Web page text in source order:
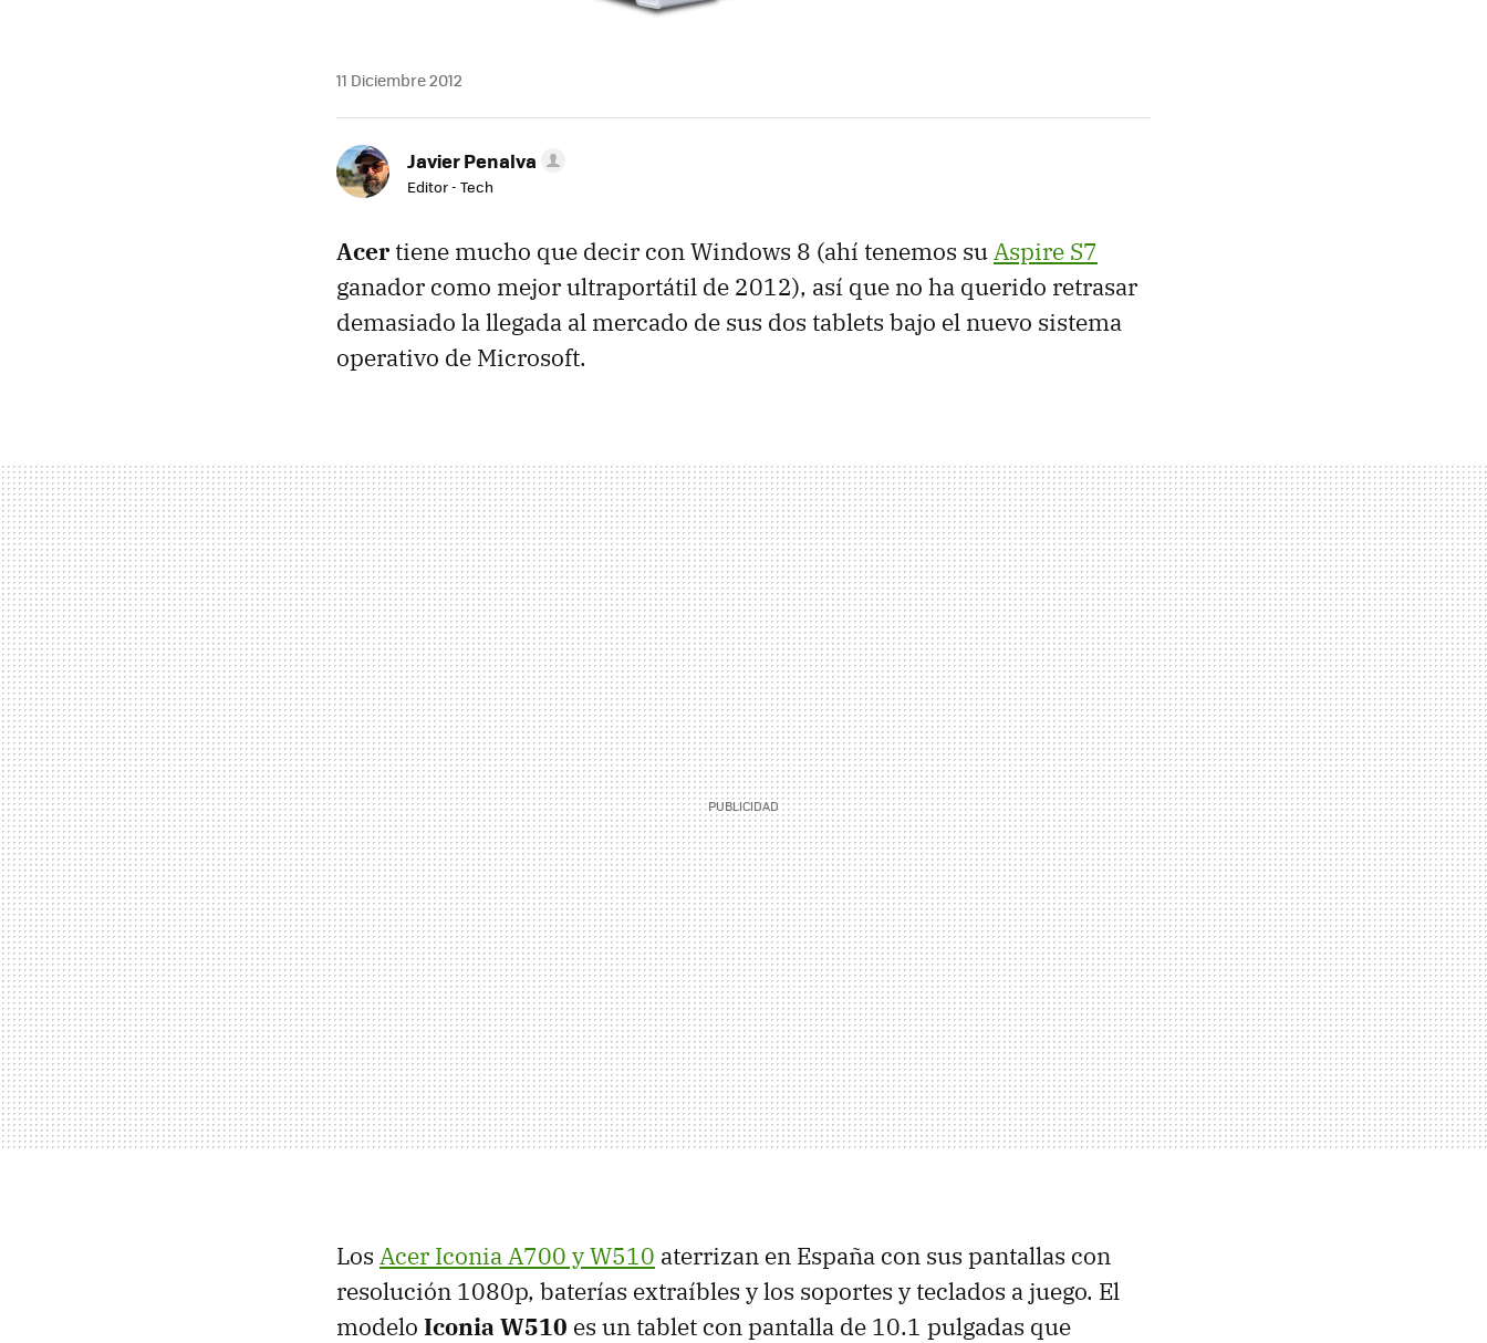
11 Diciembre 2012
Javier Penalva
Editor - Tech
Acer tiene mucho que decir con Windows 8 (ahí tenemos suAspire S7
ganador como mejor ultraportátil de 2012), así que no ha querido retrasar
demasiado la llegada al mercado de sus dos tablets bajo el nuevo sistema
operativo de Microsoft.
Los Acer Iconia A700 y W510 aterrizan en España con sus pantallas con
resolución 1080p, baterías extraíbles y los soportes y teclados a juego. El
modelo Iconia W510 es un tablet con pantalla de 10.1 pulgadas que